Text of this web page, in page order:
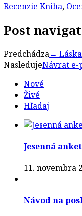
Recenzie Kniha,
Post
Predchádza←
NasledujeNávrat e-
Nové
Živé
Hľadaj
Jesenná
11. novembra
Návod na